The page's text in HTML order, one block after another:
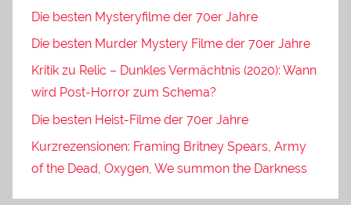
Die besten Mysteryfilme der 70er Jahre
Die besten Murder Mystery Filme der 70er Jahre
Kritik zu Relic – Dunkles Vermächtnis (2020): Wann
wird Post-Horror zum Schema?
Die besten Heist-Filme der 70er Jahre
Kurzrezensionen: Framing Britney Spears, Army
of the Dead, Oxygen, We summon the Darkness